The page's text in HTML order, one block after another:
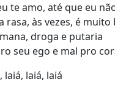
te amo, até que eu
rasa, às vezes, é muito
droga e putaria
seu ego e mal pro
laiá, laiá, laiá